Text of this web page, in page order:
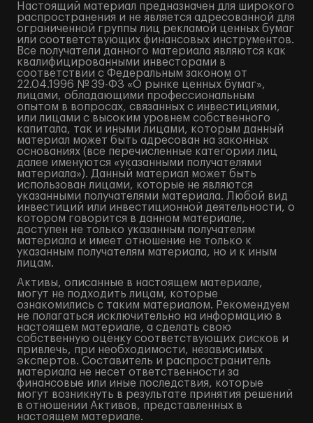
Настоящий материал предназначен для широкого
распространения и не является адресованной для
ограниченной группы лиц рекламой ценных бумаг
или соответствующих финансовых инструментов.
Все получатели данного материала являются как
квалифицированными инвесторами в
соответствии с Федеральным законом от
22.04.1996 № 39-ФЗ «О рынке ценных бумаг»,
лицами, обладающими профессиональным
опытом в вопросах, связанных с инвестициями,
или лицами с высоким уровнем собственного
капитала, так и иными лицами, которым данный
материал может быть адресован на законных
основаниях (все перечисленные категории лиц
далее именуются «указанными получателями
материала»). Данный материал может быть
использован лицами, которые не являются
указанными получателями материала. Любой вид
инвестиций или инвестиционной деятельности, о
котором говорится в данном материале,
доступен не только указанным получателям
материала и имеет отношение не только к
указанным получателям материала, но и к иным
лицам.
Активы, описанные в настоящем материале,
могут не подходить лицам, которые
ознакомились с таким материалом. Рекомендуем
не полагаться исключительно на информацию в
настоящем материале, а сделать свою
собственную оценку соответствующих рисков и
привлечь, при необходимости, независимых
экспертов. Составитель и распространитель
материала не несет ответственности за
финансовые или иные последствия, которые
могут возникнуть в результате принятия решений
в отношении Активов, представленных в
настоящем материале.